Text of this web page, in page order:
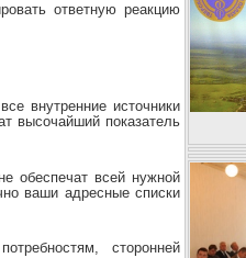
ответную реакцию
внутренние источники
высочайший показатель
обеспечат всей нужной
ваши адресные списки
сторонней